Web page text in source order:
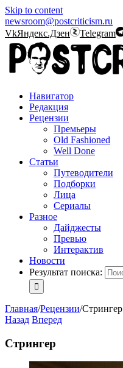
Skip to content
newsroom@postcriticism.ru
VkЯндекс.Дзен Telegram
Навигатор
Редакция
Рецензии
Премьеры
Old Fashioned
Well Done
Статьи
Путеводители
Подборки
Лица
Сериалы
Разное
Дайджесты
Превью
Интерактив
Новости
Результат поиска:
Главная/Рецензии/Стрингер
Назад Вперед
Стрингер